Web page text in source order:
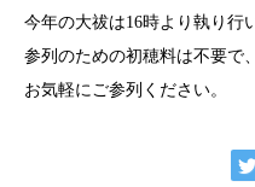
今年の大祓は16時より執り行
参列のための初穂料は不要で
お気軽にご参列ください。